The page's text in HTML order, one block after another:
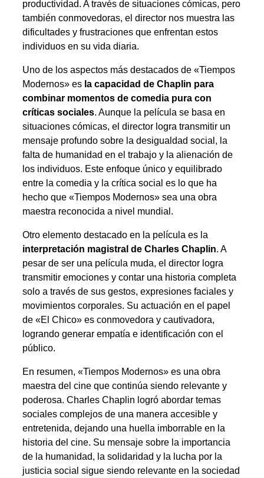
productividad. A través de situaciones cómicas, pero
también conmovedoras, el director nos muestra las
dificultades y frustraciones que enfrentan estos
individuos en su vida diaria.
Uno de los aspectos más destacados de «Tiempos
Modernos» es la capacidad de Chaplin para
combinar momentos de comedia pura con
críticas sociales. Aunque la película se basa en
situaciones cómicas, el director logra transmitir un
mensaje profundo sobre la desigualdad social, la
falta de humanidad en el trabajo y la alienación de
los individuos. Este enfoque único y equilibrado
entre la comedia y la crítica social es lo que ha
hecho que «Tiempos Modernos» sea una obra
maestra reconocida a nivel mundial.
Otro elemento destacado en la película es la
interpretación magistral de Charles Chaplin. A
pesar de ser una película muda, el director logra
transmitir emociones y contar una historia completa
solo a través de sus gestos, expresiones faciales y
movimientos corporales. Su actuación en el papel
de «El Chico» es conmovedora y cautivadora,
logrando generar empatía e identificación con el
público.
En resumen, «Tiempos Modernos» es una obra
maestra del cine que continúa siendo relevante y
poderosa. Charles Chaplin logró abordar temas
sociales complejos de una manera accesible y
entretenida, dejando una huella imborrable en la
historia del cine. Su mensaje sobre la importancia
de la humanidad, la solidaridad y la lucha por la
justicia social sigue siendo relevante en la sociedad